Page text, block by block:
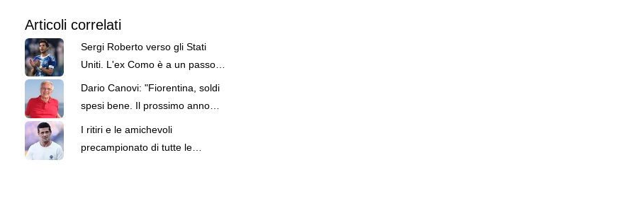
Articoli correlati
Sergi Roberto verso gli Stati
Uniti. L'ex Como è a un passo
dai LA Galaxy
Dario Canovi: "Fiorentina, soldi
spesi bene. Il prossimo anno
lotterà per l'Europa"
I ritiri e le amichevoli
precampionato di tutte le